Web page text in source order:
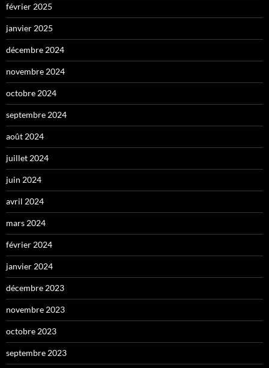
février 2025
janvier 2025
décembre 2024
novembre 2024
octobre 2024
septembre 2024
août 2024
juillet 2024
juin 2024
avril 2024
mars 2024
février 2024
janvier 2024
décembre 2023
novembre 2023
octobre 2023
septembre 2023